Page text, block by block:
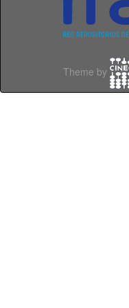
Theme by